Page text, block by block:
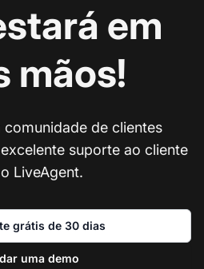
em
mãos!
de clientes
suporte ao cliente
LiveAgent.
grátis de 30 dias
uma demo